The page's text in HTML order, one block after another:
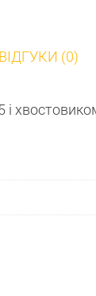
ВІДГУКИ (0)